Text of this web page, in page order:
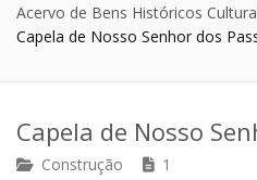
Acervo de Bens Históricos
Capela de Nosso Senhor dos
Capela de Nosso
Construção 1